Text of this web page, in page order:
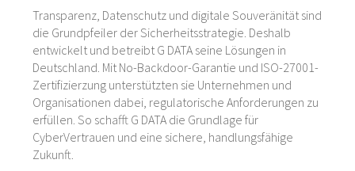
Transparenz, Datenschutz und digitale Souveränität sind
die Grundpfeiler der Sicherheitsstrategie. Deshalb
entwickelt und betreibt G DATA seine Lösungen in
Deutschland. Mit No-Backdoor-Garantie und ISO-27001-
Zertifizierzung unterstützten sie Unternehmen und
Organisationen dabei, regulatorische Anforderungen zu
erfüllen. So schafft G DATA die Grundlage für
CyberVertrauen und eine sichere, handlungsfähige
Zukunft.